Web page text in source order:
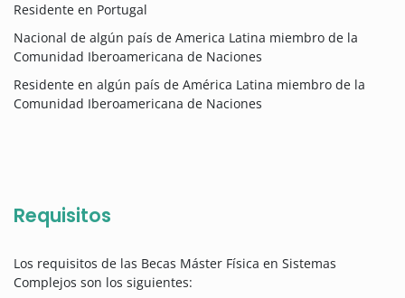
Residente en Portugal
Nacional de algún país de America Latina miembro de la
Comunidad Iberoamericana de Naciones
Residente en algún país de América Latina miembro de la
Comunidad Iberoamericana de Naciones
Requisitos
Los requisitos de las Becas Máster Física en Sistemas
Complejos son los siguientes: